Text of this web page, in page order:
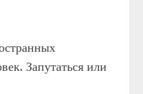
Запутаться или